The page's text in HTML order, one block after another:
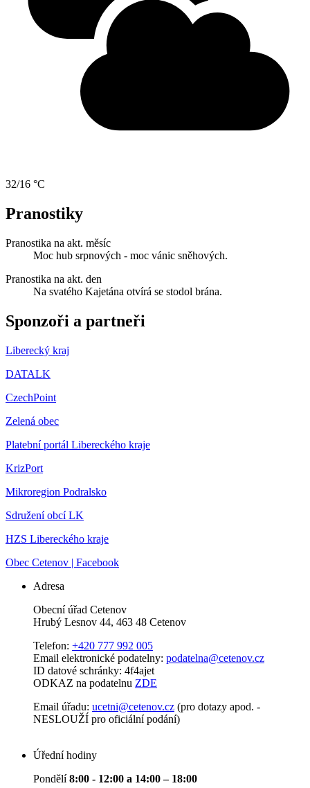
32/16 °C
Pranostiky
Pranostika na akt. měsíc
Moc hub srpnových - moc vánic sněhových.
Pranostika na akt. den
Na svatého Kajetána otvírá se stodol brána.
Sponzoři a partneři
Liberecký kraj
DATALK
CzechPoint
Zelená obec
Platební portál Libereckého kraje
KrizPort
Mikroregion Podralsko
Sdružení obcí LK
HZS Libereckého kraje
Obec Cetenov | Facebook
Adresa
Obecní úřad Cetenov
Hrubý Lesnov 44, 463 48 Cetenov
Telefon: +420 777 992 005
Email elektronické podatelny: podatelna@cetenov.cz
ID datové schránky: 4f4ajet
ODKAZ na podatelnu ZDE
Email úřadu: ucetni@cetenov.cz (pro dotazy apod. -
NESLOUŽÍ pro oficiální podání)
Úřední hodiny
Pondělí8:00 - 12:00 a 14:00 – 18:00